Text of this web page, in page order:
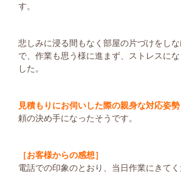
す。
悲しみに浸る間もなく部屋の片づけをし
で、作業も思う様に進まず、ストレスに
した。
見積もりにお伺いした際の親身な対応姿
頼の決め手になったそうです。
［お客様からの感想］
電話での印象のとおり、当日作業にきて